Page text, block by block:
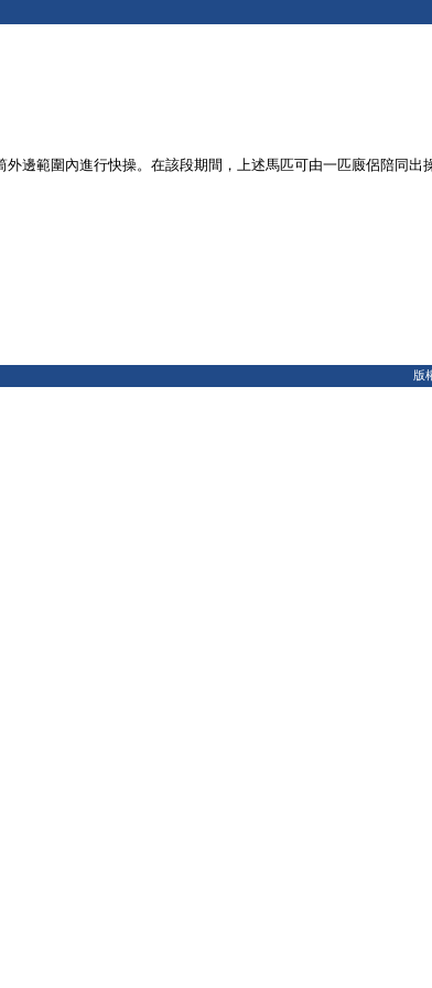
邊範圍內進行快操。在該段期間，上述馬匹可由一匹廄侶陪同出操
版